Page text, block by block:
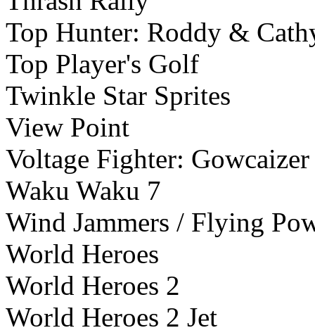
Top Hunter: Roddy &
Top Player's Golf
Twinkle Star Sprites
View Point
Voltage Fighter: Gowcaizer
Waku Waku 7
Wind Jammers / Flying
World Heroes
World Heroes 2
World Heroes 2 Jet